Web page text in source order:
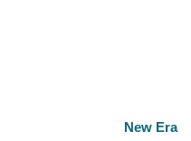
New Era